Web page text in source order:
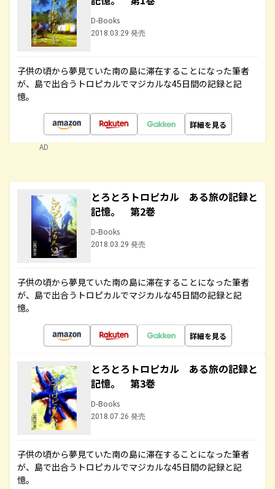
D-Books
2018.03.29 発売
子供の頃から夢見ていた南の島に滞在することになった筆者
が、島で出合うトロピカルでマジカルな45日間の記録と記
憶。
詳細を見る
AD
とろとろトロピカル ある旅の記録と
記憶。 第2巻
D-Books
2018.03.29 発売
子供の頃から夢見ていた南の島に滞在することになった筆者
が、島で出合うトロピカルでマジカルな45日間の記録と記
憶。
詳細を見る
とろとろトロピカル ある旅の記録と
記憶。 第3巻
D-Books
2018.07.26 発売
子供の頃から夢見ていた南の島に滞在することになった筆者
が、島で出合うトロピカルでマジカルな45日間の記録と記
憶。